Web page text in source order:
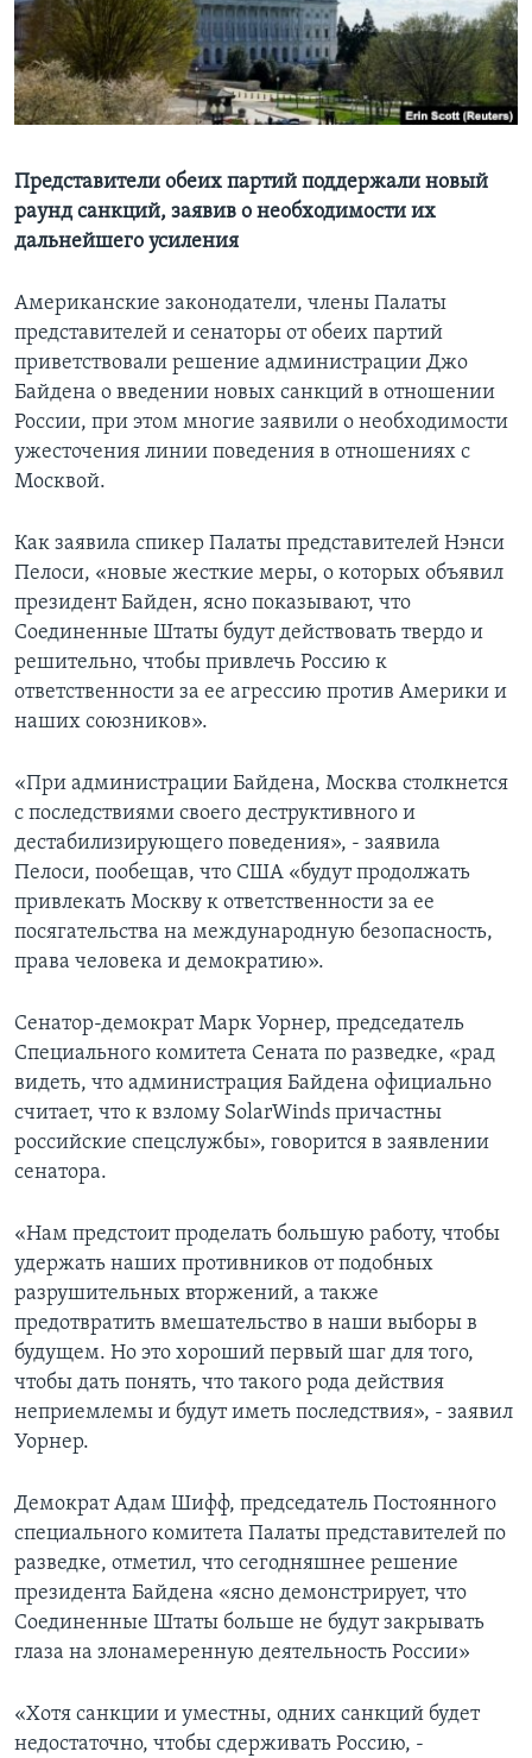
Learning English
СОЦИАЛЬНЫЕ СЕТИ
Языки
Представители обеих партий поддержали новый
раунд санкций, заявив о необходимости их
дальнейшего усиления
Американские законодатели, члены Палаты
представителей и сенаторы от обеих партий
приветствовали решение администрации Джо
Байдена о введении новых санкций в отношении
России, при этом многие заявили о необходимости
ужесточения линии поведения в отношениях с
Москвой.
Как заявила спикер Палаты представителей Нэнси
Пелоси, «новые жесткие меры, о которых объявил
президент Байден, ясно показывают, что
Соединенные Штаты будут действовать твердо и
решительно, чтобы привлечь Россию к
ответственности за ее агрессию против Америки и
наших союзников».
«При администрации Байдена, Москва столкнется
с последствиями своего деструктивного и
дестабилизирующего поведения», - заявила
Пелоси, пообещав, что США «будут продолжать
привлекать Москву к ответственности за ее
посягательства на международную безопасность,
права человека и демократию».
Сенатор-демократ Марк Уорнер, председатель
Специального комитета Сената по разведке, «рад
видеть, что администрация Байдена официально
считает, что к взлому SolarWinds причастны
российские спецслужбы», говорится в заявлении
сенатора.
«Нам предстоит проделать большую работу, чтобы
удержать наших противников от подобных
разрушительных вторжений, а также
предотвратить вмешательство в наши выборы в
будущем. Но это хороший первый шаг для того,
чтобы дать понять, что такого рода действия
неприемлемы и будут иметь последствия», - заявил
Уорнер.
Демократ Адам Шифф, председатель Постоянного
специального комитета Палаты представителей по
разведке, отметил, что сегодняшнее решение
президента Байдена «ясно демонстрирует, что
Соединенные Штаты больше не будут закрывать
глаза на злонамеренную деятельность России»
«Хотя санкции и уместны, одних санкций будет
недостаточно, чтобы сдерживать Россию, -